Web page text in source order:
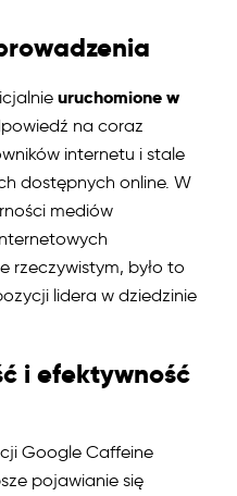
uruchomione w
na coraz
internetu i stale
dostępnych online. W
mediów
rzeczywistym, było to
lidera w dziedzinie
i efektywność
Google Caffeine
pojawianie się